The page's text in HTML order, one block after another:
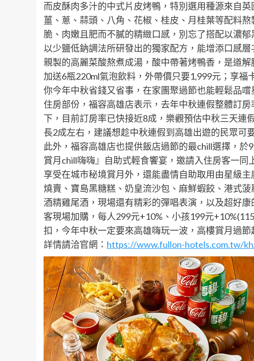
而皮酥肉多汁的中式片皮烤鴨，特別選用種源來自
薑、蔥、蒜頭、八角、花椒、桂皮、月桂葉等配料
脆、肉嫩且肥而不膩的精緻口感，別忘了搭配以濃
以少鹽低鈉調法所研發出的獨家配方，能增添口感
親製的高麗菜酸熬煮成湯，酸中帶著烤鴨香，是道
加送6瓶220ml氣泡飲料，外帶價只要1,999元；享
你今年中秋省錢又省事，在家團聚過節也能輕鬆品嚐
住房部份，福容高雄店表示，去年中秋連假整體訂
下，目前訂房率已快接近8成，樂觀預估中秋三天連
長2成左右，建議想趁中秋連假到高雄出遊的民眾可
此外，福容高雄店也提供飯店過節的最chill選擇，
賞月chill嗨嗨』自助式輕食饗宴，邀請入住房客一同
享受在城市秘境賞月外，還能盡情自助取用由星級
燒賣、寶島黑糖糕、奶皇流沙包、麻鮮蝦餃、港式
酒精雞尾酒，現場還有精彩的彈唱表演，以及超好
客現場加購，每人299元+10%、小孩199元
扣，今年中秋一定要來高雄嗨玩一波，高樓賞月過
詳情請洽官網： https://www.fullon-hotels.com.tw/